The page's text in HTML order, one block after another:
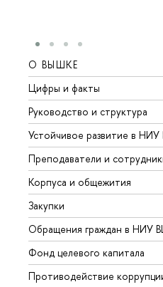
О ВЫШКЕ
Цифры и факты
Руководство и структура
Устойчивое развитие в
Преподаватели и
Корпуса и общежития
Закупки
Обращения граждан в НИУ
Фонд целевого капитала
Противодействие